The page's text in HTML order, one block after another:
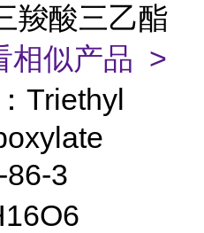
羧酸三乙酯
相似产品 >
Triethyl
3